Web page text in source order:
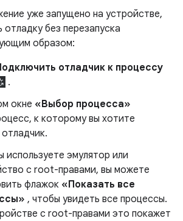
уже запущено на устройстве,
без перезапуска
образом:
отладчик к процессу
.
окне «Выбор процесса»
к которому вы хотите
используете эмулятор или
с root-правами, вы можете
флажок «Показать все
, чтобы увидеть все процессы.
с root-правами это покажет